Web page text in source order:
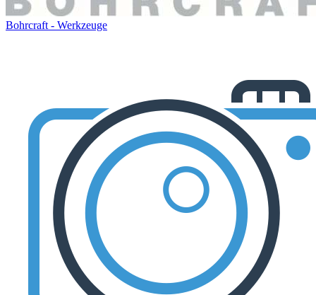
Bohrcraft - Werkzeuge